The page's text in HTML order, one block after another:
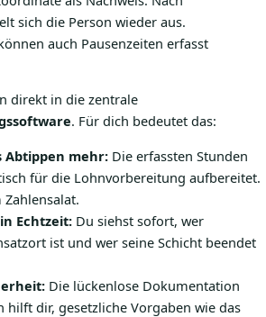
sich die Person wieder aus.
auch Pausenzeiten erfasst
direkt in die zentrale
. Für dich bedeutet das:
Abtippen mehr: Die erfassten Stunden
für die Lohnvorbereitung aufbereitet.
Echtzeit: Du siehst sofort, wer
ist und wer seine Schicht beendet
Die lückenlose Dokumentation
hilft dir, gesetzliche Vorgaben wie das